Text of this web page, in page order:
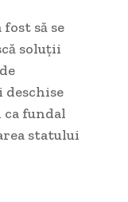
să se
soluții
fundal
statului